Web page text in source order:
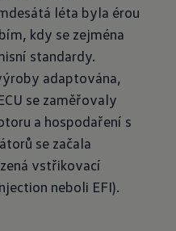
léta byla érou
kdy se zejména
standardy.
adaptována,
se zaměřovaly
a hospodaření s
se začala
vstřikovací
neboli EFI).